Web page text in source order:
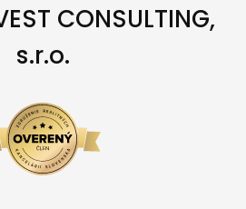
CONSULTING,
s.r.o.